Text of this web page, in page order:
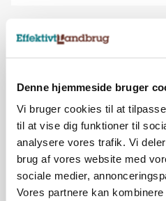
Denne hjemmeside bruger
Vi bruger cookies til at
til at vise dig funktioner til
analysere vores trafik. Vi
brug af vores website med
sociale medier,
Vores partnere kan